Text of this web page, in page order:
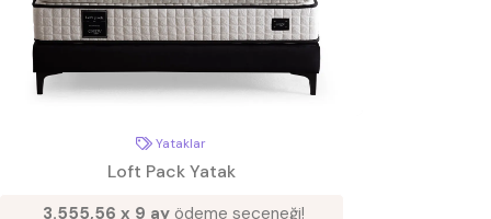
Yataklar
Loft Pack Yatak
3.555,56 x 9 ayödeme seçeneği!